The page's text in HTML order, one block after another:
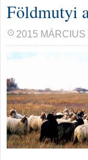
Földmutyi
2015 MÁRCIUS